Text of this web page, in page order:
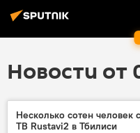
Новости от
Несколько сотен человек
ТВ Rustavi2 в Тбилиси